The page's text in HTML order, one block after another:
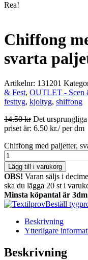
Rea!
Chiffong
svarta
Artikelnr: 131201
& Fest, OUTLET - Scen
festtyg, kjoltyg, shiffong
14.50kr Det
priset är: 6.50 kr./ per dm
Chiffong med paljetter,
Lägg till i varukorg
OBS! Varan säljs i
ska du lägga 20 st i
Minsta köpantal är
Beställ
Beskrivning
Ytterligare
Beskrivning